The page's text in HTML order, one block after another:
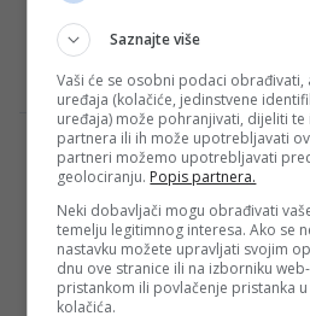
skupštini. VAR…
Redakcija Sop·15/05/2024
Zenički Čelik
stabilni
Prvu ligu FBiH
U prostorijama
Federacije BiH,
je sjednica
Saznajte više
Vaši će se osobni podaci obrađivati,
uređaja (kolačiće, jedinstvene
uređaja) može pohranjivati, dijeliti
partnera ili ih može upotrebljavati
partneri možemo upotrebljavati
geolociranju. Popis partnera.
Neki dobavljači mogu obrađivati
temelju legitimnog interesa. Ako se
nastavku možete upravljati svojim
dnu ove stranice ili na izborniku
pristankom ili povlačenje pristanka
kolačića.